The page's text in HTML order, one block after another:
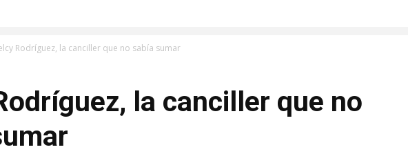
Rodríguez, la canciller que no sabía sumar
la canciller que no